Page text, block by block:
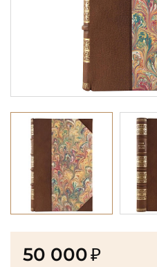
50 000₽